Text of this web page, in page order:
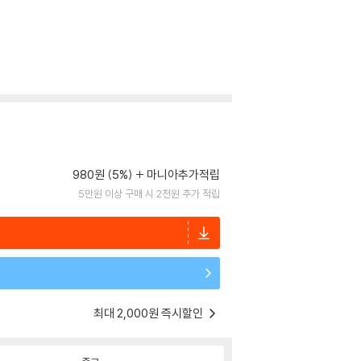
980원 (5%) 마니아추가적립
5만원 이상 구매 시 2천원 추가 적립
최대 2,000원 즉시할인